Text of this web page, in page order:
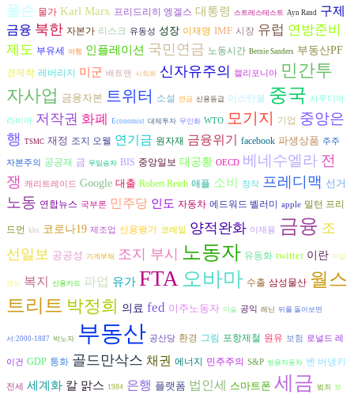
폴슨 물가 Karl Marx 프리드리히 엥겔스 대통령 스트레스테스트 Ayn Rand 구제
금융 북한 자본가 리스크 유동성 성장 이재명 IMF 시장 유럽 연방준비
제도 부유세 여행 인플레이션 국민연금 노동시간 Bernie Sanders 부동산PF
경제학 레버리지 미군 배트맨 사회화 신자유주의 캘리포니아 민간투
자사업 금융자본 트위터 소설 연금 신용등급 이스탄불 중국 사우디아
라비아 저작권 화폐 Economist 대체투자 무인화 WTO 모기지 기업 중앙은
행 TSMC 재정 조지 오웰 연기금 원자재 금융위기 facebook 파생상품 주주
자본주의 공공재 금 무임승차 BIS 중앙일보 대공황 OECD 베네수엘라 전
쟁 캐리트레이드 Google 대출 Robert Reich 애플 소비 창작 프레디맥 선거
노동 연합뉴스 국부론 민주당 인도 자동차 에드워드 벨러미 apple 밀턴 프리
드먼 kbs 코로나19 제조업 신용평가 코레일 양적완화 이재용 금융 조
선일보 공공성 가계부채 조지 부시 노동자 유동화 twitter 이란 아일
랜드 복지 신용카드 파업 유가 FTA 오바마 수출 삼성물산 월스
트리트 박정희 의료 fed 이주노동자 미술 공익 레닌 뒤를 돌아보면
서:2000-1887 박노자 부동산 공산당 환경 그림 포항제철 원유 보험 로널드 레
이건 GDP 통화 골드만삭스 채권 에너지 민주주의 S&P 쌍용자동차 벤 버냉키
전세 세계화 칼 맑스 1984 은행 플랫폼 법인세 스마트폰 세금 범죄 보